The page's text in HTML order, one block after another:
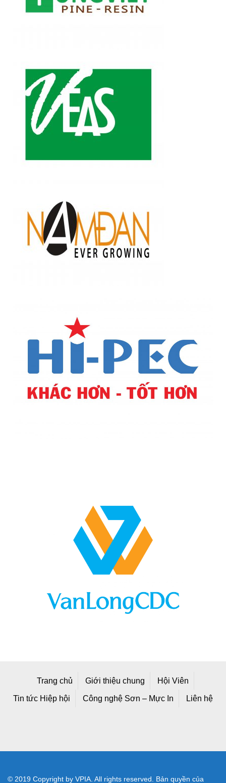
Trang chủ Giới thiệu chung Hội Viên
Tin tức Hiệp hội Công nghệ Sơn – Mực In Liên hệ
© 2019 Copyright by VPIA. All rights reserved. Bản quyền của